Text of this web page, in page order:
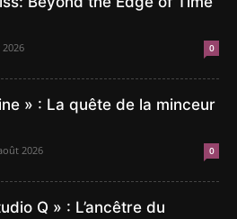
0
» : La quête de la minceur
2026 0
Q » : L’ancêtre du